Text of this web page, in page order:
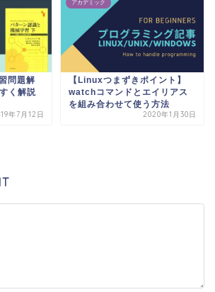
問題解
く解説
年7月12日
アカデミック
【Linuxつまずきポイント】
watchコマンドとエイリアス
を組み合わせて使う方法
2020年1月30日